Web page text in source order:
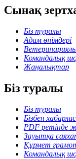
Сынақ
Біз туралы
Адам өнімдері
Командалық
Жаңалықтар
Біз туралы
Біз туралы
Бізбен
PDF ретінде
Зауытқа
Құрмет
Командалық